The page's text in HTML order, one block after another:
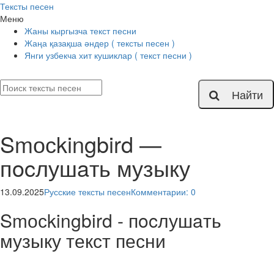
Тексты песен
Меню
Жаны кыргызча текст песни
Жаңа қазақша әндер ( тексты песен )
Янги узбекча хит кушиклар ( текст песни )
Найти
Smосkingbird —
пocлушaть музыку
13.09.2025Русские тексты песенКомментарии: 0
Smосkingbird - пocлушaть
музыку текст песни